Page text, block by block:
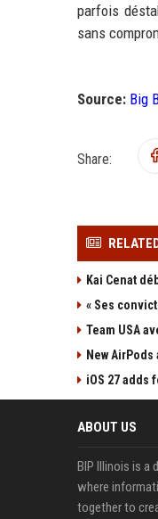
parfois
sans
Source: Big
Share:
Kai Cenat
« Ses
Team USA
New
iOS 27 adds
ABOUT US
BIP Illinois is a
where
together to